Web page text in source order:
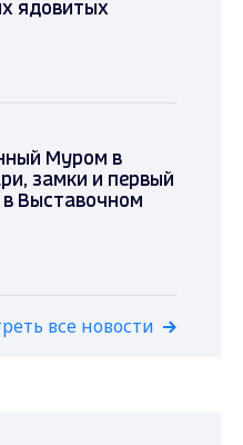
ядовитых
Муром в
замки и первый
Выставочном
все новости